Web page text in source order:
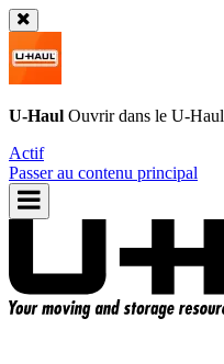
U-Haul Ouvrir dans le U-Haul
Actif
Passer au contenu principal